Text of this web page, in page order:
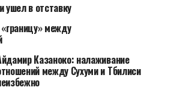
ушел в отставку
между
Казаноко: налаживание
между Сухуми и Тбилиси